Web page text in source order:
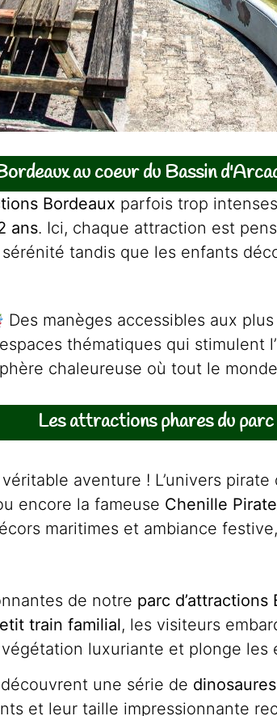
au coeur du Bassin
Bordeaux parfois trop
ans. Ici, chaque attraction est
tandis que les enfants
Des manèges accessibles aux
thématiques qui stimulent
chaleureuse où tout le
Les attractions phares du parc
aventure ! L’univers
encore la fameuse Chenille Pirate
maritimes et ambiance
de notre parc
train familial, les visiteurs
luxuriante et plonge les
une série de
et leur taille impressionnante